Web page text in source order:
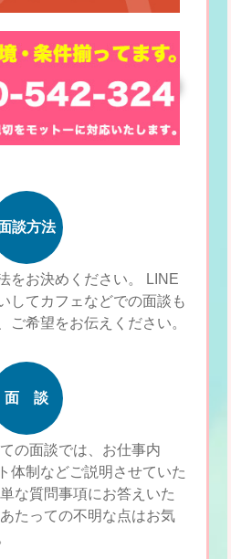
談方法
をお決めください。
LINE
してカフェなどでの面談も
ご希望をお伝えください。
面 談
の面談では、お仕事内
体制などご説明させていた
な質問事項にお答えいた
たっての不明な点はお気